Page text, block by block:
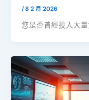
/8 2 月 2026
您是否曾經投入大